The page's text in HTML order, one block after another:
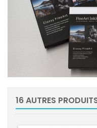
16 AUTRES